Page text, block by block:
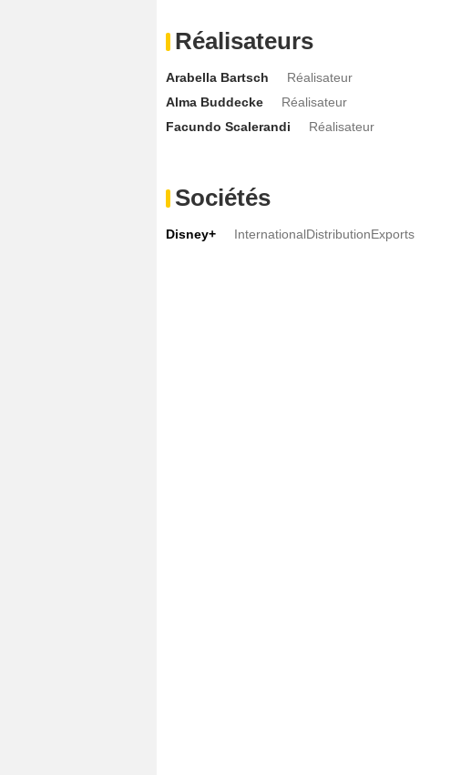
Réalisateurs
Arabella Bartsch
Réalisateur
Alma Buddecke
Réalisateur
Facundo Scalerandi
Réalisateur
Sociétés
Disney+ InternationalDistributionExports